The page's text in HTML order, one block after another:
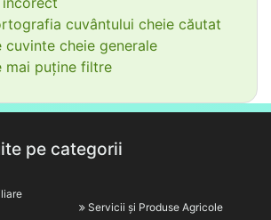
cuvântului cheie căutat
cuvinte cheie generale
mai puține filtre
pe categorii
Servicii și Produse Agricole